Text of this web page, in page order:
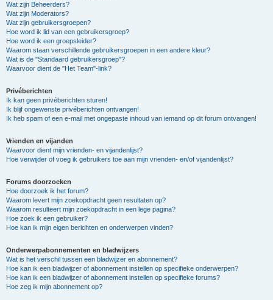
Wat zijn Beheerders?
Wat zijn Moderators?
Wat zijn gebruikersgroepen?
Hoe word ik lid van een gebruikersgroep?
Hoe word ik een groepsleider?
Waarom staan verschillende gebruikersgroepen in een andere kleur?
Wat is de "Standaard gebruikersgroep"?
Waarvoor dient de "Het Team"-link?
Privéberichten
Ik kan geen privéberichten sturen!
Ik blijf ongewenste privéberichten ontvangen!
Ik heb spam of een e-mail met ongepaste inhoud van iemand op dit forum ontvangen!
Vrienden en vijanden
Waarvoor dient mijn vrienden- en vijandenlijst?
Hoe verwijder of voeg ik gebruikers toe aan mijn vrienden- en/of vijandenlijst?
Forums doorzoeken
Hoe doorzoek ik het forum?
Waarom levert mijn zoekopdracht geen resultaten op?
Waarom resulteert mijn zoekopdracht in een lege pagina?
Hoe zoek ik een gebruiker?
Hoe kan ik mijn eigen berichten en onderwerpen vinden?
Onderwerpabonnementen en bladwijzers
Wat is het verschil tussen een bladwijzer en abonnement?
Hoe kan ik een bladwijzer of abonnement instellen op specifieke onderwerpen?
Hoe kan ik een bladwijzer of abonnement instellen op specifieke forums?
Hoe zeg ik mijn abonnement op?